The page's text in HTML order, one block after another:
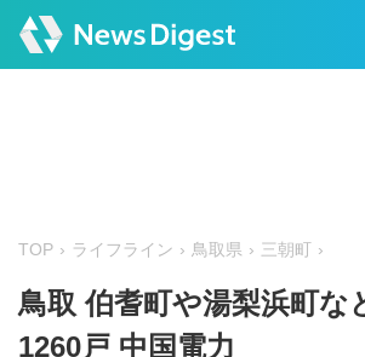
TOP ライフライン 鳥取県 三朝町
鳥取 伯耆町や湯梨浜町な
1260戸 中国電力